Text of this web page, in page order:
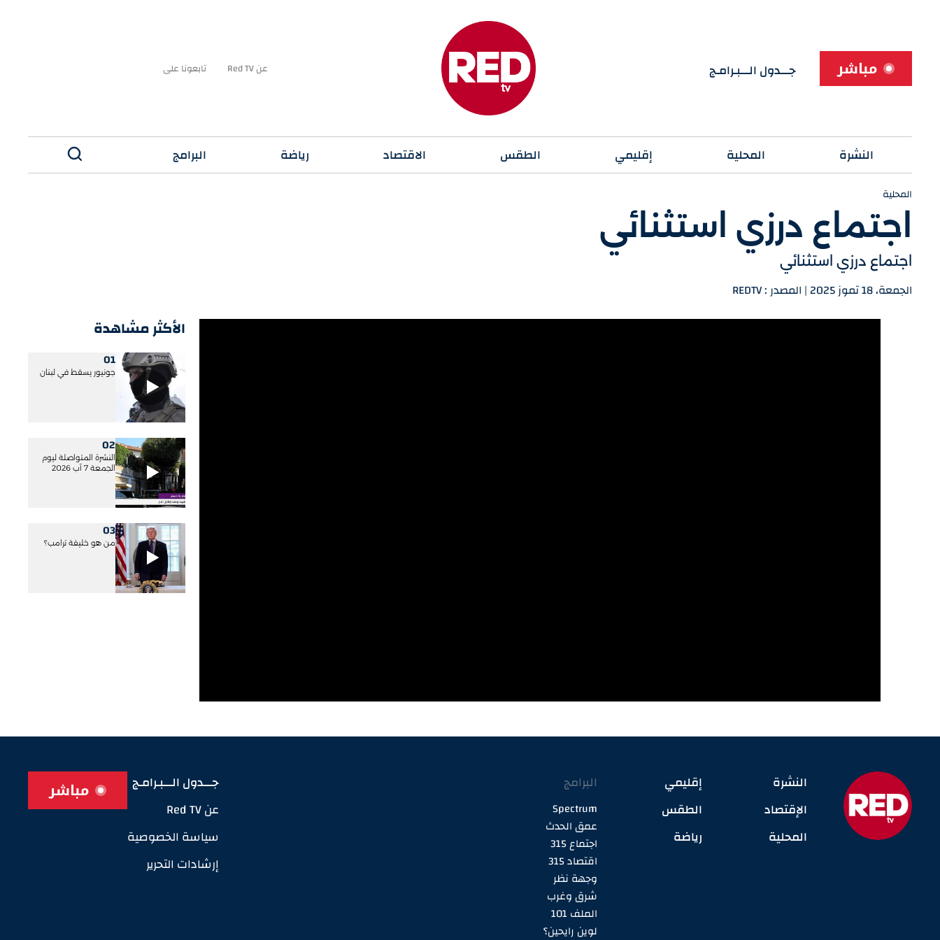
مباشر جـــدول الـــبـرامـج عن Red TV تابعونا على
النشرة المحلية إقليمي الطقس الاقتصاد رياضة البرامج
المحلية
اجتماع درزي استثنائي
اجتماع درزي استثنائي
الجمعة، 18 تموز 2025 | المصدر : REDTV
الأكثر مشاهدة
01
جونيور يسقط في لبنان
02
النشرة المتواصلة ليوم
الجمعة 7 آب 2026
03
من هو خليفة ترامب؟
النشرة
الإقتصاد
المحلية
إقليمي
الطقس
رياضة
البرامج
Spectrum
عمق الحدث
اجتماع 315
اقتصاد 315
وجهة نظر
شرق وغرب
الملف 101
لوين رايحين؟
جـــدول الـــبـرامـج
عن Red TV
سياسة الخصوصية
إرشادات التحرير
مباشر